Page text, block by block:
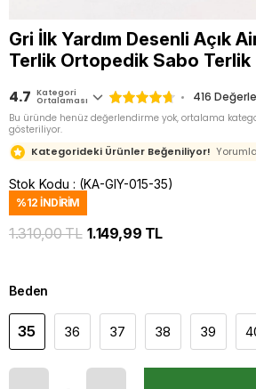
Gri İlk Yardım Desenli Açık
Terlik Ortopedik Sabo Terlik
4.7 Kategori
Ortalaması 416
Bu üründe henüz değerlendirme yok, ortalama
gösteriliyor.
Kategorideki Ürünler Beğeniliyor!
Stok Kodu (KA-GIY-015-35)
%12 İNDIRIM
1.310,00 TL 1.149,99 TL
Beden
35 36 37 38 39